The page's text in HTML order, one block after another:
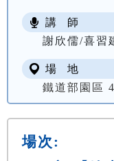
講 師
謝欣儒/喜習
場 地
鐵道部園區
場次: